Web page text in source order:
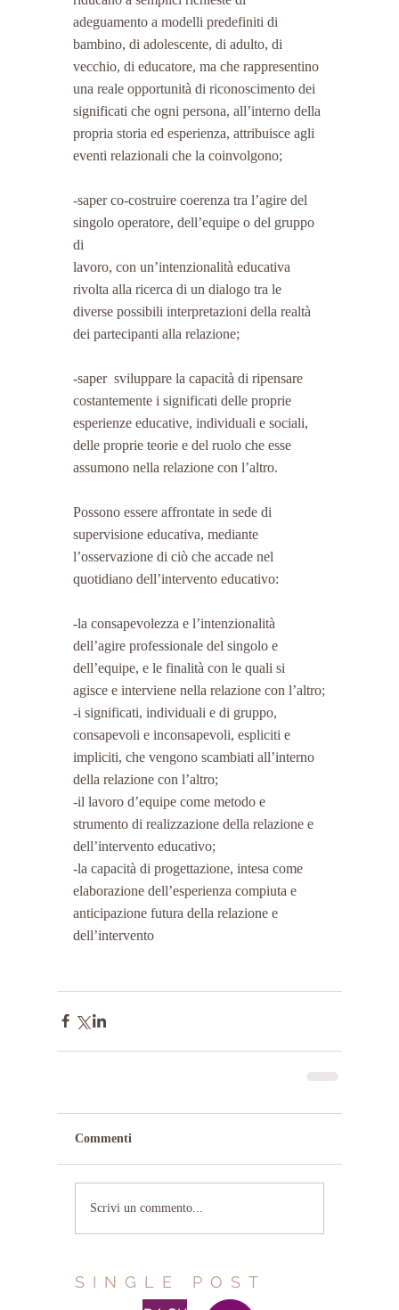
adeguamento a modelli predefiniti di
bambino, di adolescente, di adulto, di
vecchio, di educatore, ma che rappresentino
una reale opportunità di riconoscimento dei
significati che ogni persona, all’interno della
propria storia ed esperienza, attribuisce agli
eventi relazionali che la coinvolgono;
-saper co-costruire coerenza tra l’agire del
singolo operatore, dell’equipe o del gruppo
di
lavoro, con un’intenzionalità educativa
rivolta alla ricerca di un dialogo tra le
diverse possibili interpretazioni della realtà
dei partecipanti alla relazione;
-saper  sviluppare la capacità di ripensare
costantemente i significati delle proprie
esperienze educative, individuali e sociali,
delle proprie teorie e del ruolo che esse
assumono nella relazione con l’altro.
Possono essere affrontate in sede di
supervisione educativa, mediante
l’osservazione di ciò che accade nel
quotidiano dell’intervento educativo:
-la consapevolezza e l’intenzionalità
dell’agire professionale del singolo e
dell’equipe, e le finalità con le quali si
agisce e interviene nella relazione con l’altro;
-i significati, individuali e di gruppo,
consapevoli e inconsapevoli, espliciti e
impliciti, che vengono scambiati all’interno
della relazione con l’altro;
-il lavoro d’equipe come metodo e
strumento di realizzazione della relazione e
dell’intervento educativo;
-la capacità di progettazione, intesa come
elaborazione dell’esperienza compiuta e
anticipazione futura della relazione e
dell’intervento
Commenti
Scrivi un commento...
SINGLE POST